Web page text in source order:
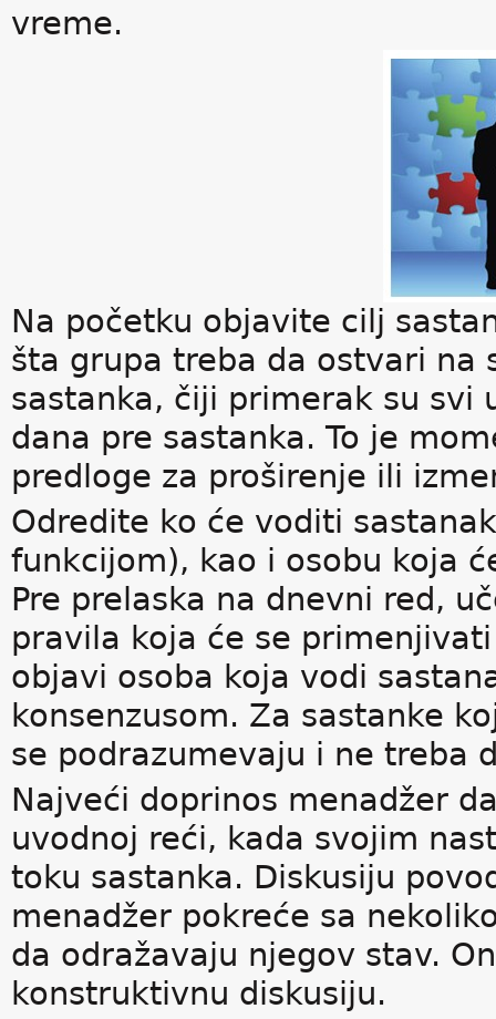
vreme.
Na početku objavite cilj
šta grupa treba da ostvari na
sastanka, čiji primerak su svi
dana pre sastanka. To je
predloge za proširenje ili
Odredite ko će voditi
funkcijom), kao i osobu koja
Pre prelaska na dnevni red,
pravila koja će se
objavi osoba koja vodi
konsenzusom. Za sastanke
se podrazumevaju i ne treba
Najveći doprinos menadžer
uvodnoj reći, kada svojim
toku sastanka. Diskusiju
menadžer pokreće sa
da odražavaju njegov stav.
konstruktivnu diskusiju.